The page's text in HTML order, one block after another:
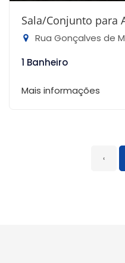
Sala/Conjunto para
Rua Gonçalves de
1 Banheiro
Mais informações
‹